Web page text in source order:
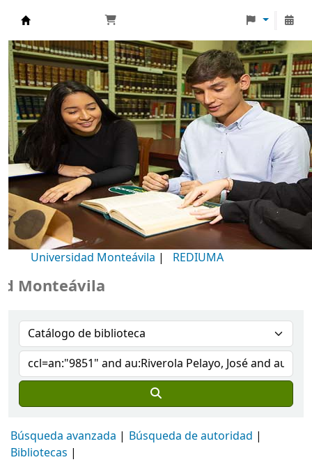
Biblioteca Universidad Monteávila
Universidad Monteávila | REDIUMA
Búsqueda avanzada
Búsqueda de autoridad
Bibliotecas